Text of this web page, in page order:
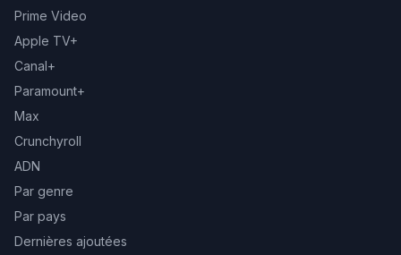
Prime Video
Apple TV+
Canal+
Paramount+
Max
Crunchyroll
ADN
Par genre
Par pays
Dernières ajoutées